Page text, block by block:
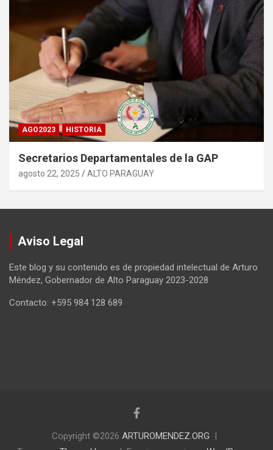
AGO2023 HISTORIA
Secretarios Departamentales de la GAP
agosto 22, 2025 ALTO PARAGUAY
Aviso Legal
Este blog y su contenido es de propiedad intelectual de Arturo
Méndez, Gobernador de Alto Paraguay 2023-2028
Contacto: +595 984 128 689
Copyright ©2026 ARTUROMENDEZ.ORG